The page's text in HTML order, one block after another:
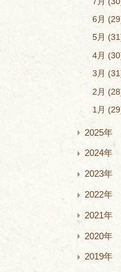
6月
29
5月
31
4月
30
3月
31
2月
28
1月
29
2025年
2024年
2023年
2022年
2021年
2020年
2019年